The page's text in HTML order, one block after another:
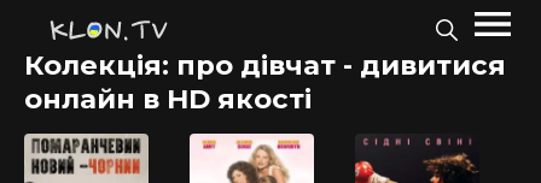
Колекція: про дівчат - дивитися
онлайн в HD якості